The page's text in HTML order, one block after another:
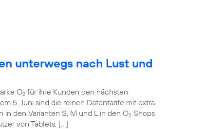
unterwegs nach Lust und
O2 für ihre Kunden den nächsten
5. Juni sind die reinen Datentarife mit extra
den Varianten S, M und L in den O2 Shops
von Tablets, […]